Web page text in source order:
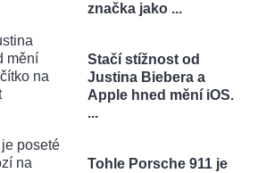
značka jako ...
Stačí stížnost od
Justina Biebera a
Apple hned mění iOS.
...
Tohle Porsche 911 je